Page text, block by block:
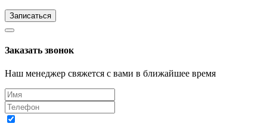
Записаться
Заказать звонок
Наш менеджер свяжется с вами в ближайшее время